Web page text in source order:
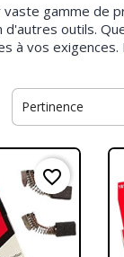
gamme de
outils.
à vos
Pertinence
favorite_border